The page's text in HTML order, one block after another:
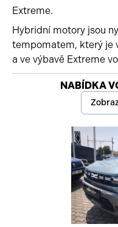
Extreme.
Hybridní motory jsou
tempomatem, který je
a ve výbavě Extreme
Začátek reklamy
NABÍDKA